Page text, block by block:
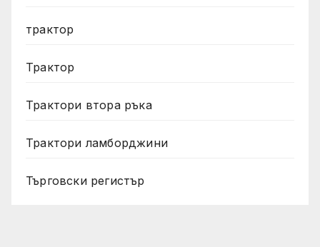
трактор
Трактор
Трактори втора ръка
Трактори ламборджини
Търговски регистър